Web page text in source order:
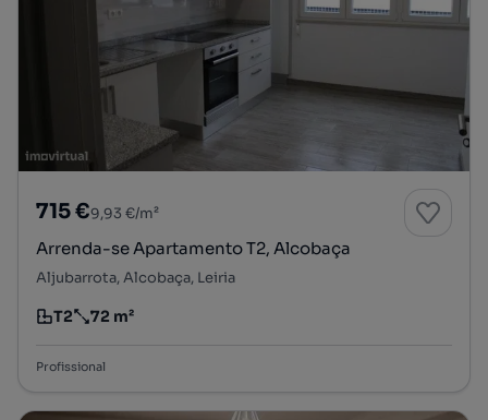
715 €9,93 €/m²
Arrenda-se Apartamento T2, Alcobaça
Aljubarrota, Alcobaça, Leiria
Tipologia
T2
Preço por metro quadrado
72 m²
Profissional